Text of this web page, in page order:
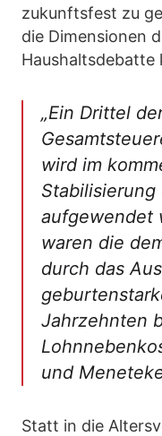
zukunftsfest zu
die Dimensionen
Haushaltsdebatte
„Ein Drittel
wird im
Stabilisierung
aufgewendet
waren die
durch das
Jahrzehnten
und
Statt in die